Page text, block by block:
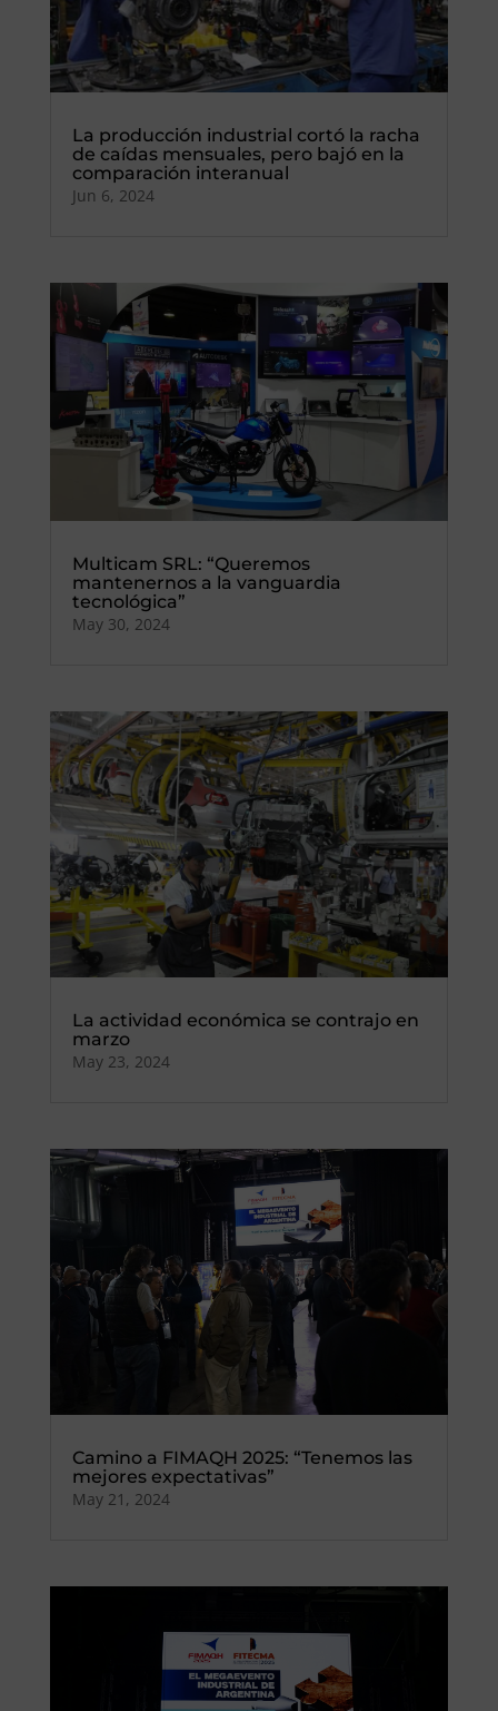
La producción industrial cortó la racha
de caídas mensuales, pero bajó en la
comparación interanual
Jun 6, 2024
Multicam SRL: “Queremos
mantenernos a la vanguardia
tecnológica”
May 30, 2024
La actividad económica se contrajo en
marzo
May 23, 2024
Camino a FIMAQH 2025: “Tenemos las
mejores expectativas”
May 21, 2024